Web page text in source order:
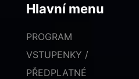
Hlavní menu
PROGRAM
VSTUPENKY /
PŘEDPLATNÉ